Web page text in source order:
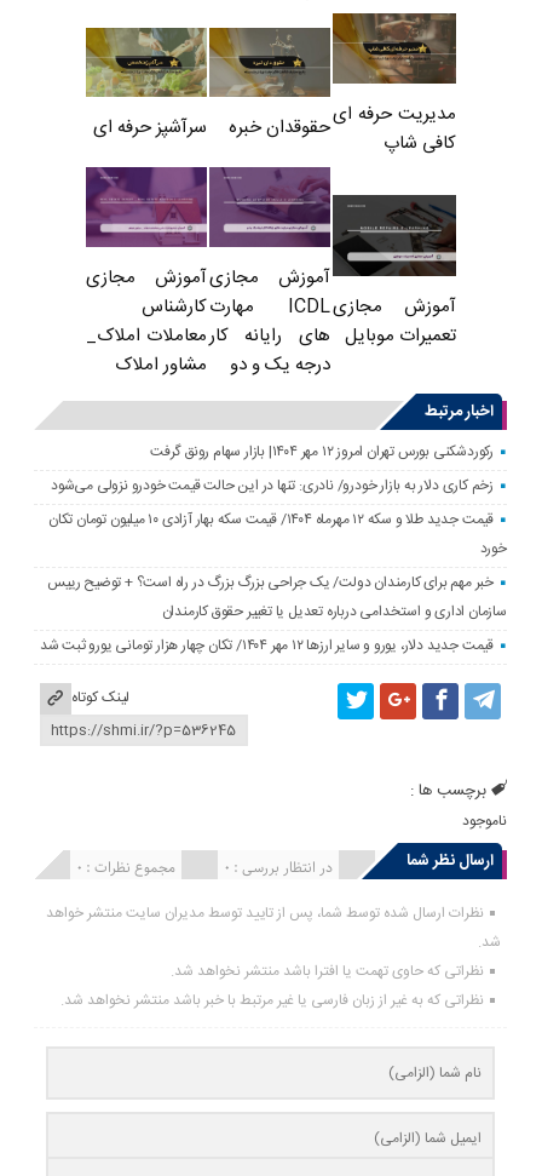
مدیریت حرفه ای
کافی شاپ
حقوقدان خبره سرآشپز حرفه ای
آموزش مجازی
تعمیرات موبایل
آموزش مجازی
ICDL مهارت
های رایانه کار
درجه یک و دو
آموزش مجازی
کارشناس
معاملات املاک_
مشاور املاک
اخبار مرتبط
رکوردشکنی بورس تهران امروز ۱۲ مهر ۱۴۰۴| بازار سهام رونق گرفت
زخم کاری دلار به بازار خودرو/ نادری: تنها در این حالت قیمت خودرو نزولی می‌شود
قیمت جدید طلا و سکه ۱۲ مهرماه ۱۴۰۴/ قیمت سکه بهار آزادی ۱۰ میلیون تومان تکان
خورد
خبر مهم برای کارمندان دولت/ یک جراحی بزرگ بزرگ در راه است؟ + توضیح رییس
سازمان اداری و استخدامی درباره تعدیل یا تغییر حقوق کارمندان
قیمت جدید دلار، یورو و سایر ارزها ۱۲ مهر ۱۴۰۴/ تکان چهار هزار تومانی یورو ثبت شد
لینک کوتاه
برچسب ها :
ناموجود
ارسال نظر شما مجموع نظرات : 0 در انتظار بررسی : 0 انتشار یافته : 0
نظرات ارسال شده توسط شما، پس از تایید توسط مدیران سایت منتشر خواهد
شد.
نظراتی که حاوی تهمت یا افترا باشد منتشر نخواهد شد.
نظراتی که به غیر از زبان فارسی یا غیر مرتبط با خبر باشد منتشر نخواهد شد.